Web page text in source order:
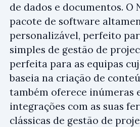
de dados e documentos. O
pacote de software
personalizável, perfeito
simples de gestão de
perfeita para as equipas
baseia na criação de
também oferece inúmeras
integrações com as suas
clássicas de gestão de